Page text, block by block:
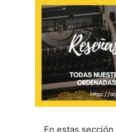
En estas